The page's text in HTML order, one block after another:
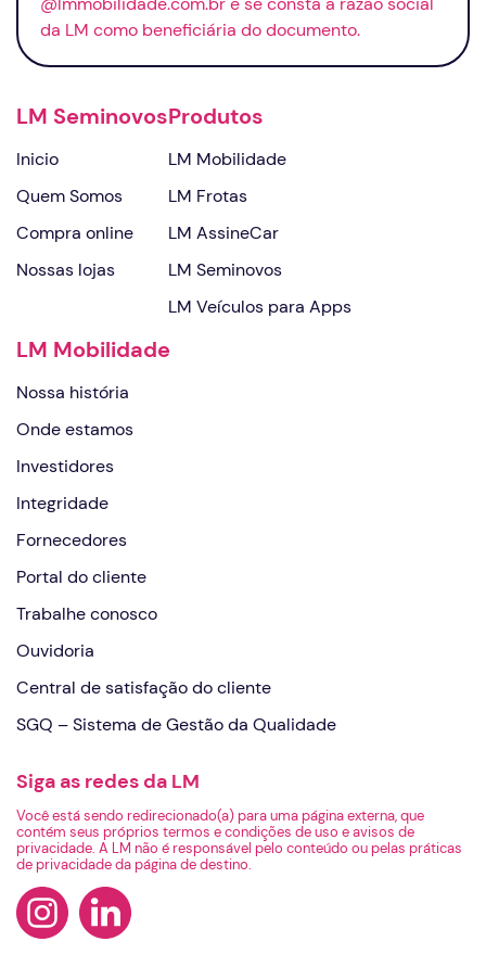
da LM como beneficiária do documento.
LM Seminovos
Inicio
Quem Somos
Compra online
Nossas lojas
Produtos
LM Mobilidade
LM Frotas
LM AssineCar
LM Veículos para Apps
LM Seminovos
LM Mobilidade
Nossa história
Onde estamos
Investidores
Integridade
Fornecedores
Portal do cliente
Trabalhe conosco
Ouvidoria
Central de satisfação do cliente
SGQ – Sistema de Gestão da Qualidade
Siga as redes da LM
Você está sendo redirecionado(a) para uma página externa, que
contém seus próprios termos e condições de uso e avisos de
privacidade. A LM não é responsável pelo conteúdo ou pelas práticas
de privacidade da página de destino.